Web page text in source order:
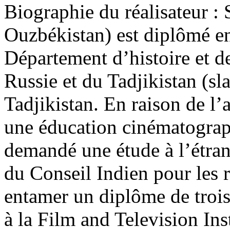
Biographie du réalisateur :
Ouzbékistan) est diplômé
Département d’histoire et
Russie et du Tadjikistan
Tadjikistan. En raison de
une éducation
demandé une étude à
du Conseil Indien pour les
entamer un diplôme de
à la Film and Television